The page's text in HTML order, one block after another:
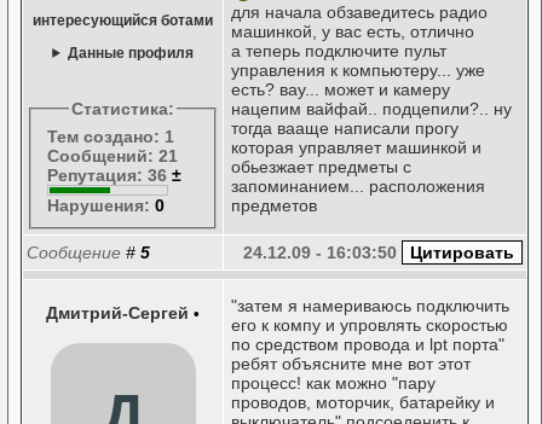
интересующийся ботами
Данные профиля
Статистика:
Тем создано: 1
Сообщений: 21
Репутация: 36 ±
Нарушения: 0
для начала обзаведитесь радио
машинкой, у вас есть, отлично
а теперь подключите пульт
управления к компьютеру... уже
есть? вау... может и камеру
нацепим вайфай.. подцепили?.. ну
тогда вааще написали прогу
которая управляет машинкой и
обьезжает предметы с
запоминанием... расположения
предметов
Сообщение # 5 24.12.09 - 16:03:50
Дмитрий-Сергей •
"затем я намериваюсь подключить
его к компу и упровлять скоростью
по средством провода и lpt порта"
ребят объясните мне вот этот
процесс! как можно "пару
проводов, моторчик, батарейку и